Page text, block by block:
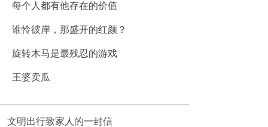
每个人都有他存在的价值
谁怜彼岸，那盛开的红颜？
旋转木马是最残忍的游戏
王婆卖瓜
文明出行致家人的一封信